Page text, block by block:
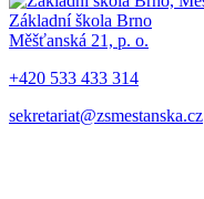
Základní škola Brno
Měšťanská 21, p. o.
+420 533 433 314
sekretariat@zsmestanska.cz